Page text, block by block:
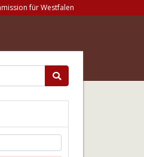
für Westfalen